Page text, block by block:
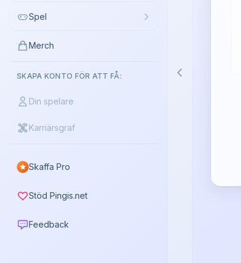
Spel
Merch
SKAPA KONTO FÖR ATT FÅ:
Din spelare
Karriärsgraf
Skaffa Pro
Stöd Pingis.net
Feedback